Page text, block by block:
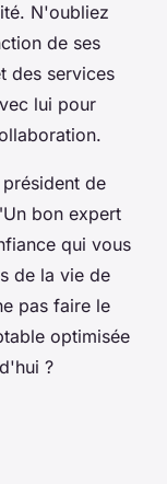
N'oubliez
de ses
des services
lui pour
président de
bon expert
qui vous
de la vie de
pas faire le
optimisée
?